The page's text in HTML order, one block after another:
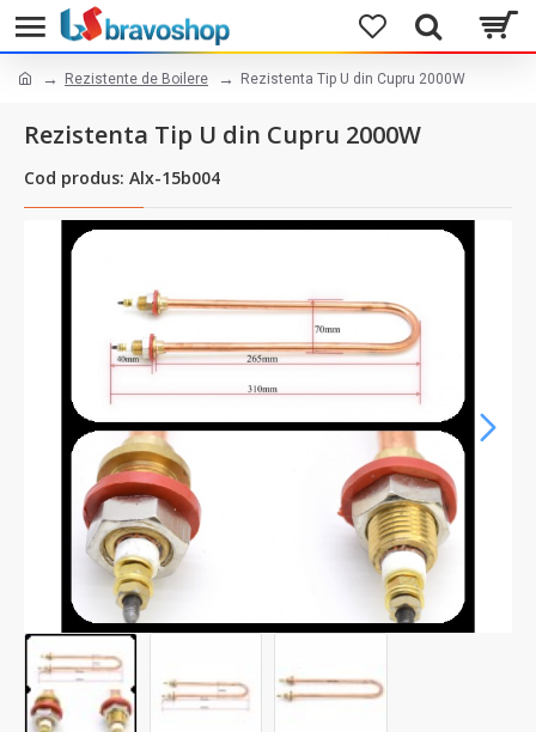
Rezistente de Boilere Rezistenta Tip U din Cupru 2000W
Rezistenta Tip U din Cupru 2000W
Cod produs: Alx-15b004